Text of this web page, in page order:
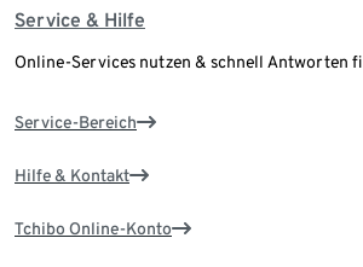
Service & Hilfe
Online-Services nutzen & schnell Antworten
Service-Bereich
Hilfe & Kontakt
Tchibo Online-Konto